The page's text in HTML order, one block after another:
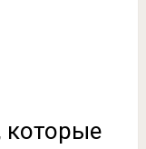
которые